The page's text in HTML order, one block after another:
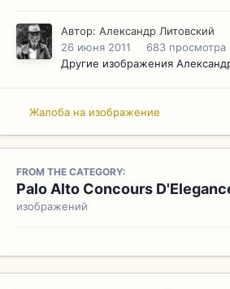
Автор: Александр Литовский
26 июня 2011
683 просмотра
Другие изображения
Жалоба на изображение
FROM THE CATEGORY:
Palo Alto Concours
изображений